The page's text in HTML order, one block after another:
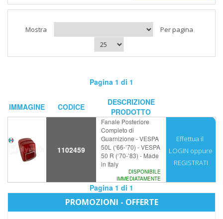
Mostra Per pagina
Pagina 1 di 1
IMMAGINE CODICE
DESCRIZIONE
PRODOTTO
1102459
Fanale Posteriore
Completo di
Guarnizione - VESPA
50L (‘66-’70) - VESPA
50 R (‘70-’83) - Made
in Italy
DISPONIBILE
IMMEDIATAMENTE
Effettua il
LOGIN oppure
REGISTRATI
Pagina 1 di 1
PROMOZIONI - OFFERTE